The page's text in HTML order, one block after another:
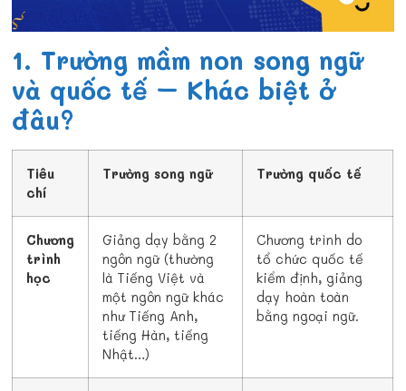
1. Trường mầm non song ngữ
và quốc tế – Khác biệt ở
đâu?
Tiêu
chí
Trường song ngữ Trường quốc tế
Chương
trình
học
Giảng dạy bằng 2
ngôn ngữ (thường
là Tiếng Việt và
một ngôn ngữ khác
như Tiếng Anh,
tiếng Hàn, tiếng
Nhật…)
Chương trình do
tổ chức quốc tế
kiểm định, giảng
dạy hoàn toàn
bằng ngoại ngữ.